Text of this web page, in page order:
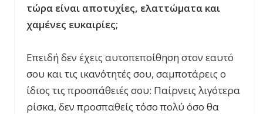
τώρα είναι αποτυχίες, ελαττώματα και
χαμένες ευκαιρίες;
Επειδή δεν έχεις αυτοπεποίθηση στον εαυτό
σου και τις ικανότητές σου, σαμποτάρεις ο
ίδιος τις προσπάθειές σου: Παίρνεις λιγότερα
ρίσκα, δεν προσπαθείς τόσο πολύ όσο θα